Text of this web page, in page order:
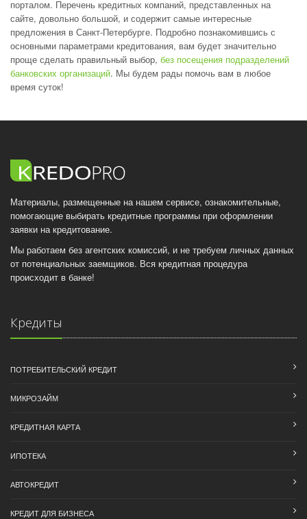
порталом. Перечень кредитных компаний, представленных на
сайте, довольно большой, и содержит самые интересные
предложения в Санкт-Петербурге. Подробно познакомившись с
основными параметрами кредитования, вам будет значительно
проще сделать правильный выбор, без посещения подразделений
банковских организаций. Мы будем рады помочь вам в любое
время суток!
Материалы, размещенные на нашем сервисе, ознакомительные,
помогающие выбирать кредитные программы при оформлении
заявки на кредитование.
Мы работаем без агентских комиссий, и не требуем личных данных
от потенциальных заемщиков. Вся кредитная процедура
происходит в банке!
Кредиты
ПОТРЕБИТЕЛЬСКИЙ КРЕДИТ
МИКРОЗАЙМ
КРЕДИТНАЯ КАРТА
ИПОТЕКА
АВТОКРЕДИТ
КРЕДИТ ДЛЯ БИЗНЕСА